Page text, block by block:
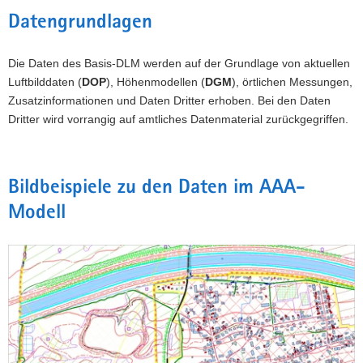
Datengrundlagen
Die Daten des Basis-DLM werden auf der Grundlage von aktuellen
Luftbilddaten (DOP), Höhenmodellen (DGM), örtlichen Messungen,
Zusatzinformationen und Daten Dritter erhoben. Bei den Daten
Dritter wird vorrangig auf amtliches Datenmaterial zurückgegriffen.
Bildbeispiele zu den Daten im AAA-
Modell